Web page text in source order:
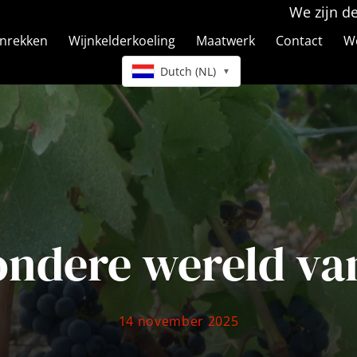
We zijn
Wijnkelderkoeling Maatwerk Contact
Dutch (NL) ▼
wereld